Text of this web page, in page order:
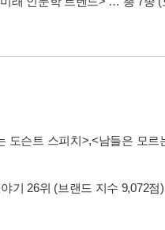
도슨트 스피치>,<남들은 모르
기 26위 (브랜드 지수 9,072